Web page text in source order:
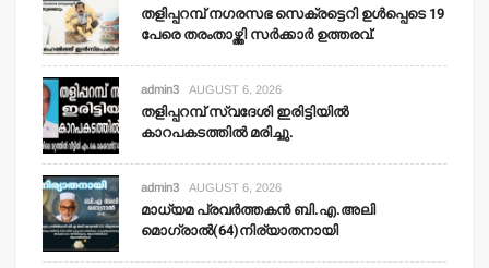
തളിപ്പറമ്പ് നഗരസഭ സെക്രട്ടെറി ഉള്‍പ്പെടെ 19
പേരെ തരംതാഴ്ത്തി സര്‍ക്കാര്‍ ഉത്തരവ്.
admin3 AUGUST 6, 2026
തളിപ്പറമ്പ് സ്വദേശി ഇരിട്ടിയില്‍
കാറപകടത്തില്‍ മരിച്ചു.
admin3 AUGUST 6, 2026
മാധ്യമ പ്രവര്‍ത്തകന്‍ ബി.എ.അലി
മൊഗ്രാല്‍(64)നിര്യാതനായി